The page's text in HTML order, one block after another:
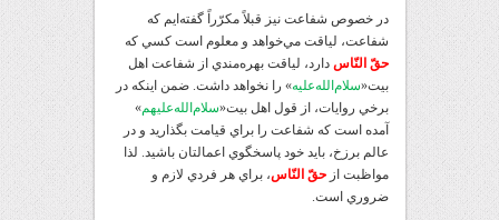
در خصوص شفاعت نيز قبلاً مکرّراً گفته‌ايم که
شفاعت، لياقت مي‌خواهد و معلوم است کسي که
حق‌ّ النّاسدارد، لياقت بهره‌مندي از شفاعت اهل
بيت«سلام‌الله‌عليه» را نخواهد داشت. ضمن اينکه در
برخي روايات، از قول اهل بيت«سلام‌‌الله‌‌عليهم»
آمده است که شفاعت را براي قيامت بگذاريد و در
عالم برزخ، بايد خود پاسخگوي اعمالتان باشيد. لذا
مواظبت ازحقّ النّاس، براي هر فردي لازم و
ضروري است.